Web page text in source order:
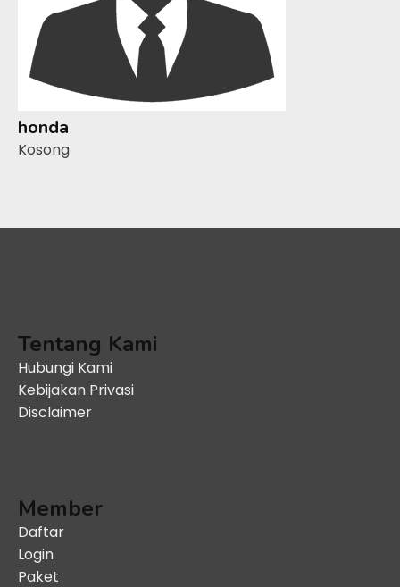
honda
Kosong
Tentang Kami
Hubungi Kami
Kebijakan Privasi
Disclaimer
Member
Daftar
Login
Paket